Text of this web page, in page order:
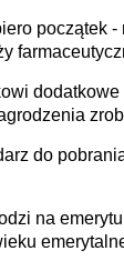
początek -
dodatkowe
do
na